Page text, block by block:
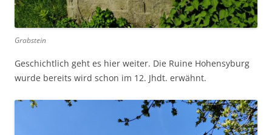
Grabstein
Geschichtlich geht es hier weiter. Die Ruine Hohensyburg
wurde bereits wird schon im 12. Jhdt. erwähnt.